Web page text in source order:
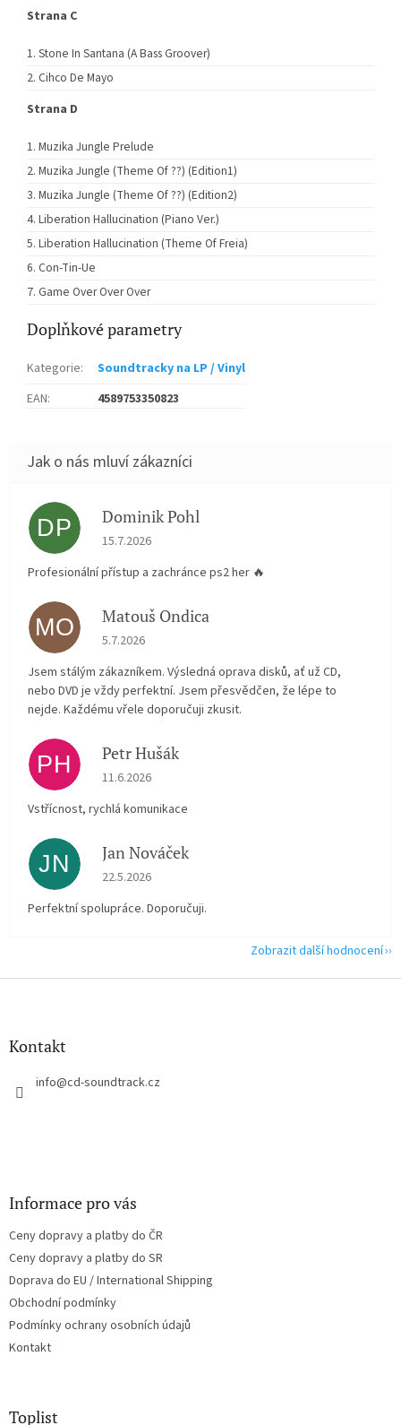
Strana C
Stone In Santana (A Bass Groover)
Cihco De Mayo
Strana D
Muzika Jungle Prelude
Muzika Jungle (Theme Of ??) (Edition1)
Muzika Jungle (Theme Of ??) (Edition2)
Liberation Hallucination (Piano Ver.)
Liberation Hallucination (Theme Of Freia)
Con-Tin-Ue
Game Over Over Over
Doplňkové parametry
Kategorie:
Soundtracky na LP / Vinyl
EAN: 4589753350823
DP Dominik Pohl
Hodnocení obchodu je 5 z 5 hvězdiček.
15.7.2026
Profesionální přístup a zachránce ps2 her 🔥
MO Matouš Ondica
Hodnocení obchodu je 5 z 5 hvězdiček.
5.7.2026
Jsem stálým zákazníkem. Výsledná oprava disků, ať už CD,
nebo DVD je vždy perfektní. Jsem přesvědčen, že lépe to
nejde. Každému vřele doporučuji zkusit.
PH Petr Hušák
Hodnocení obchodu je 5 z 5 hvězdiček.
11.6.2026
Vstřícnost, rychlá komunikace
JN Jan Nováček
Hodnocení obchodu je 5 z 5 hvězdiček.
22.5.2026
Perfektní spolupráce. Doporučuji.
Zobrazit další hodnocení
Z
Kontakt
info@cd-soundtrack.cz
Informace pro vás
Ceny dopravy a platby do ČR
Ceny dopravy a platby do SR
Doprava do EU / International Shipping
Obchodní podmínky
Podmínky ochrany osobních údajů
Kontakt
Toplist